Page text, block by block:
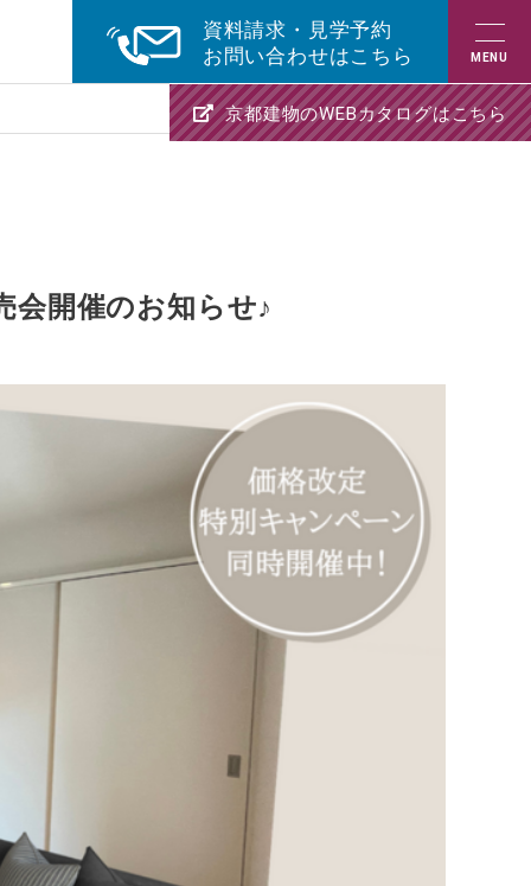
資料請求・見学予約
お問い合わせはこちら
京都建物のWEBカタログはこちら
会開催のお知らせ♪